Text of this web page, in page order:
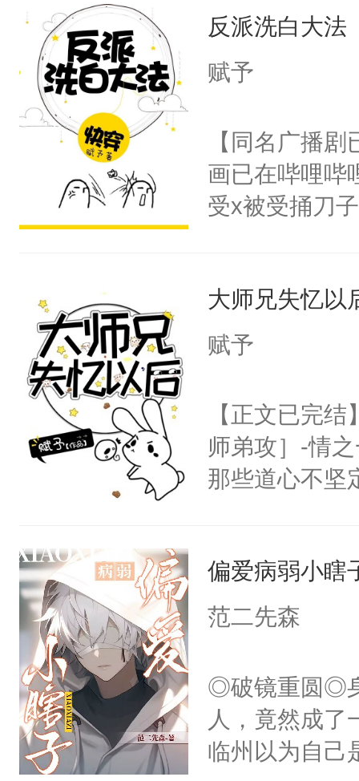
反派洗白大法
赋予
【同名广播
画已在哔哩哔
受x被受捅刀
病，一个个的
上了还是无动
间变脸背叛
的恶事他都
一个权力滔天
右男主又报复
他说：【您需
年，存活下来
再说一遍。】
大师兄失忆以
赋予
【正文已完
师弟攻］-情
那些道心不坚
妄。当他看到
白，这一切终
子，门下所有
杀了同为魔道
绝于师门前。
了当年。回到
偏爱病弱小瞎
范二先森
◎破镜重圆◎
人，竟然成了
临州以为自己